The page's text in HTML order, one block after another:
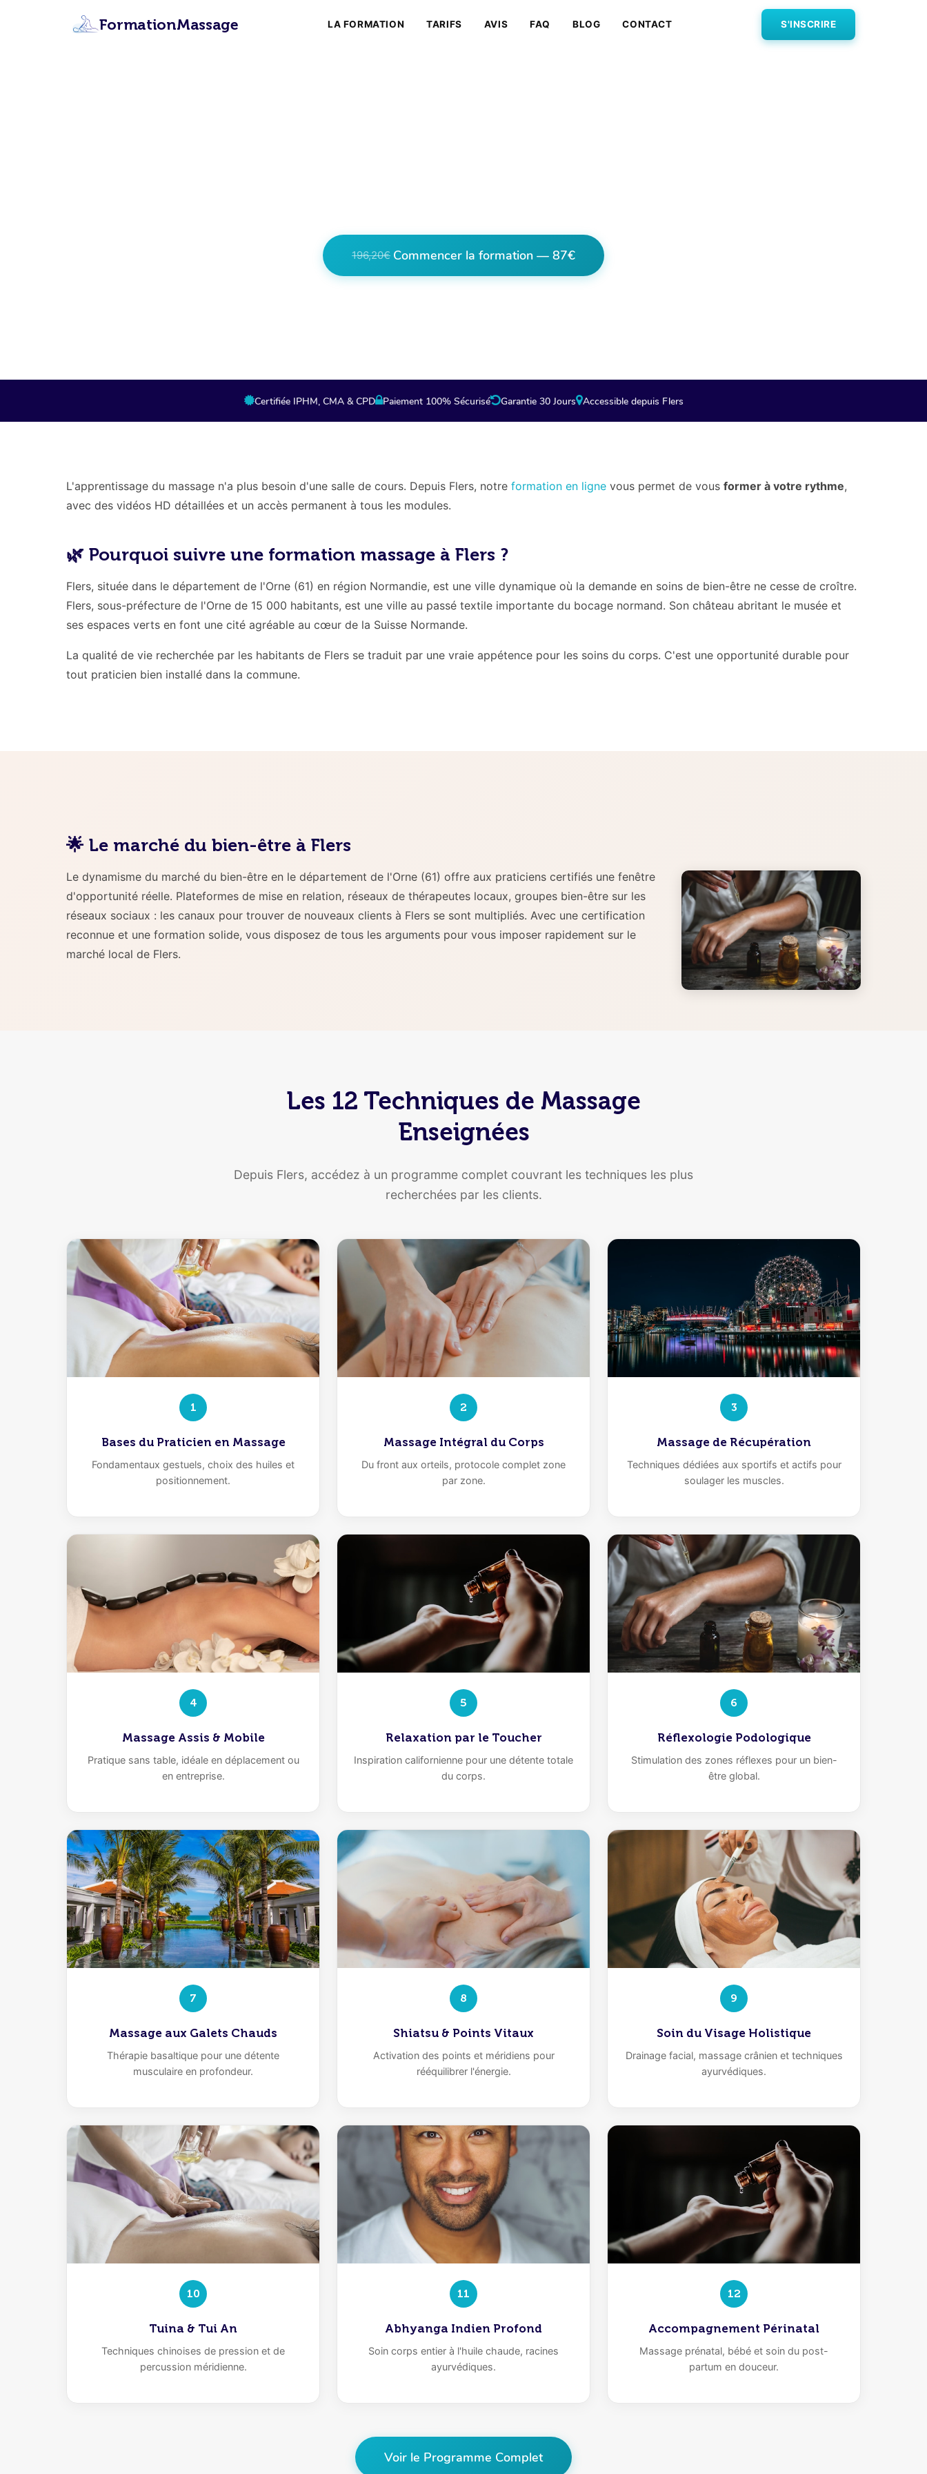
FormationMassage LA FORMATION TARIFS AVIS FAQ BLOG CONTACT S'INSCRIRE
196,20€ Commencer la formation — 87€
Certifiée IPHM, CMA & CPD Paiement 100% Sécurisé Garantie 30 Jours Accessible depuis Flers
L'apprentissage du massage n'a plus besoin d'une salle de cours. Depuis Flers, notre formation en ligne vous permet de vous former à votre rythme,
avec des vidéos HD détaillées et un accès permanent à tous les modules.
🌿 Pourquoi suivre une formation massage à Flers ?
Flers, située dans le département de l'Orne (61) en région Normandie, est une ville dynamique où la demande en soins de bien-être ne cesse de croître.
Flers, sous-préfecture de l'Orne de 15 000 habitants, est une ville au passé textile importante du bocage normand. Son château abritant le musée et
ses espaces verts en font une cité agréable au cœur de la Suisse Normande.
La qualité de vie recherchée par les habitants de Flers se traduit par une vraie appétence pour les soins du corps. C'est une opportunité durable pour
tout praticien bien installé dans la commune.
🌟 Le marché du bien-être à Flers
Le dynamisme du marché du bien-être en le département de l'Orne (61) offre aux praticiens certifiés une fenêtre
d'opportunité réelle. Plateformes de mise en relation, réseaux de thérapeutes locaux, groupes bien-être sur les
réseaux sociaux : les canaux pour trouver de nouveaux clients à Flers se sont multipliés. Avec une certification
reconnue et une formation solide, vous disposez de tous les arguments pour vous imposer rapidement sur le
marché local de Flers.
Les 12 Techniques de Massage
Enseignées
Depuis Flers, accédez à un programme complet couvrant les techniques les plus
recherchées par les clients.
1
Bases du Praticien en Massage
Fondamentaux gestuels, choix des huiles et
positionnement.
2
Massage Intégral du Corps
Du front aux orteils, protocole complet zone
par zone.
3
Massage de Récupération
Techniques dédiées aux sportifs et actifs pour
soulager les muscles.
4
Massage Assis & Mobile
Pratique sans table, idéale en déplacement ou
en entreprise.
5
Relaxation par le Toucher
Inspiration californienne pour une détente totale
du corps.
6
Réflexologie Podologique
Stimulation des zones réflexes pour un bien-
être global.
7
Massage aux Galets Chauds
Thérapie basaltique pour une détente
musculaire en profondeur.
8
Shiatsu & Points Vitaux
Activation des points et méridiens pour
rééquilibrer l'énergie.
9
Soin du Visage Holistique
Drainage facial, massage crânien et techniques
ayurvédiques.
10
Tuina & Tui An
Techniques chinoises de pression et de
percussion méridienne.
11
Abhyanga Indien Profond
Soin corps entier à l'huile chaude, racines
ayurvédiques.
12
Accompagnement Périnatal
Massage prénatal, bébé et soin du post-
partum en douceur.
Voir le Programme Complet